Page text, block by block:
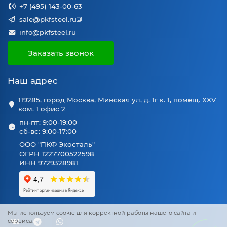
Мы используем cookie для корректной работы нашего сайта и
сервиса.
+7 (495) 143-00-63
sale@pkfsteel.ru
info@pkfsteel.ru
Заказать звонок
Наш адрес
119285, город Москва, Минская ул, д. 1г к. 1, помещ. XXV
ком. 1 офис 2
пн-пт: 9:00-19:00
сб-вс: 9:00-17:00
ООО "ПКФ Экосталь"
ОГРН 1227700522598
ИНН 9729328981